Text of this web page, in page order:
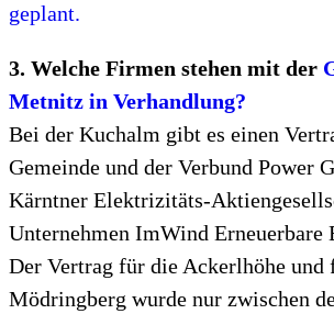
geplant.
3. Welche Firmen stehen mit der
Metnitz in Verhandlung?
Bei der Kuchalm gibt es einen
Gemeinde und der Verbund Power
Kärntner Elektrizitäts-
Unternehmen ImWind Erneuerbare
Der Vertrag für die Ackerlhöhe und
Mödringberg wurde nur zwischen